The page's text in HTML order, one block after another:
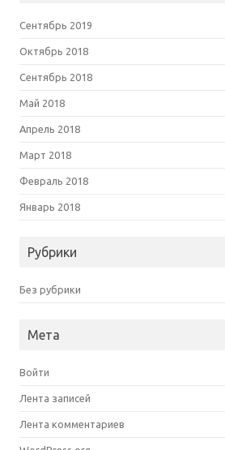
Сентябрь 2019
Октябрь 2018
Сентябрь 2018
Май 2018
Апрель 2018
Март 2018
Февраль 2018
Январь 2018
Рубрики
Без рубрики
Мета
Войти
Лента записей
Лента комментариев